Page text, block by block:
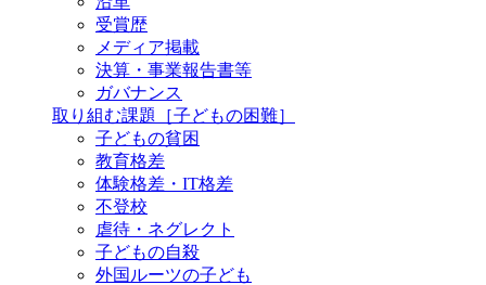
受賞歴
メディア掲載
決算・事業報告書等
ガバナンス
取り組む課題
［子どもの困難］
子どもの貧困
教育格差
体験格差・IT格差
不登校
虐待・ネグレクト
子どもの自殺
外国ルーツの子ども